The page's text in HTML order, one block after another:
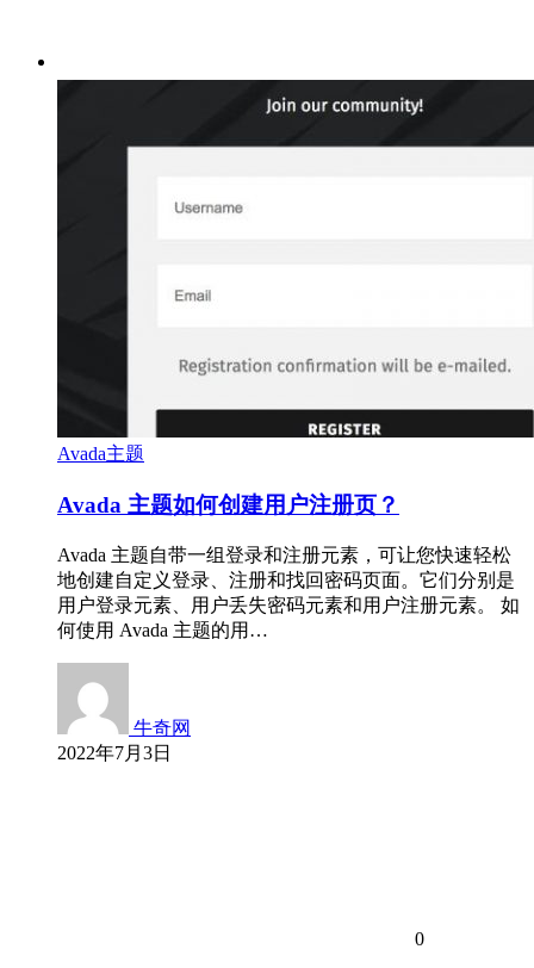
Avada主题
Avada 主题如何创建用户注册页？
Avada 主题自带一组登录和注册元素，可让您快速轻松
地创建自定义登录、注册和找回密码页面。它们分别是
用户登录元素、用户丢失密码元素和用户注册元素。 如
何使用 Avada 主题的用…
牛奇网
2022年7月3日
0